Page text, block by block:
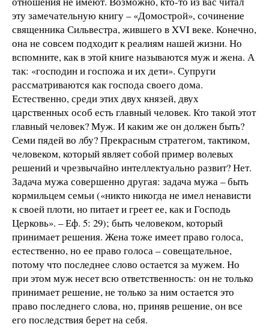
эту замечательную книгу – «Домострой», сочинение
священника Сильвестра, жившего в XVI веке. Конечно,
она не совсем подходит к реалиям нашей жизни. Но
вспомните, как в этой книге называются муж и жена. А
так: «господин и госпожа и их дети». Супруги
рассматриваются как господа своего дома.
Естественно, среди этих двух князей, двух
царственных особ есть главный человек. Кто такой этот
главный человек? Муж. И каким же он должен быть?
Семи пядей во лбу? Прекрасным стратегом, тактиком,
человеком, который являет собой пример волевых
решений и чрезвычайно интеллектуально развит? Нет.
Задача мужа совершенно другая: задача мужа – быть
кормильцем семьи («никто никогда не имел ненависти
к своей плоти, но питает и греет ее, как и Господь
Церковь». – Еф. 5: 29); быть человеком, который
принимает решения. Жена тоже имеет право голоса,
естественно, но ее право голоса – совещательное,
потому что последнее слово остается за мужем. Но
при этом муж несет всю ответственность: он не только
принимает решение, не только за ним остается это
право последнего слова, но, приняв решение, он все
его последствия берет на себя.